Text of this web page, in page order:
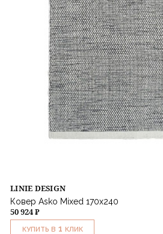
LINIE DESIGN
Ковер Asko Mixed 170x240
50 924 ₽
КУПИТЬ В 1 КЛИК